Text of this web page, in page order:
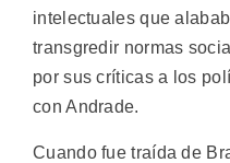
intelectuales que
transgredir normas
por sus críticas a los
con Andrade.
Cuando fue traída de